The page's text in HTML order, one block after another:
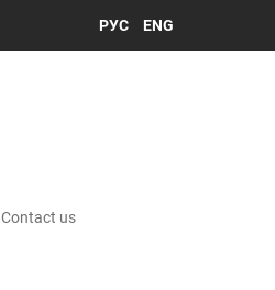
РУС ENG
Contact us